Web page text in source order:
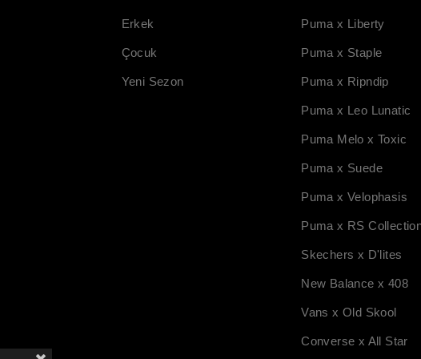
Erkek
Çocuk
Yeni Sezon
Puma x Liberty
Puma x Staple
Puma x Ripndip
Puma x Leo Lunatic
Puma Melo x Toxic
Puma x Suede
Puma x Velophasis
Puma x RS
Skechers x D'lites
New Balance x 408
Vans x Old Skool
Converse x All Star